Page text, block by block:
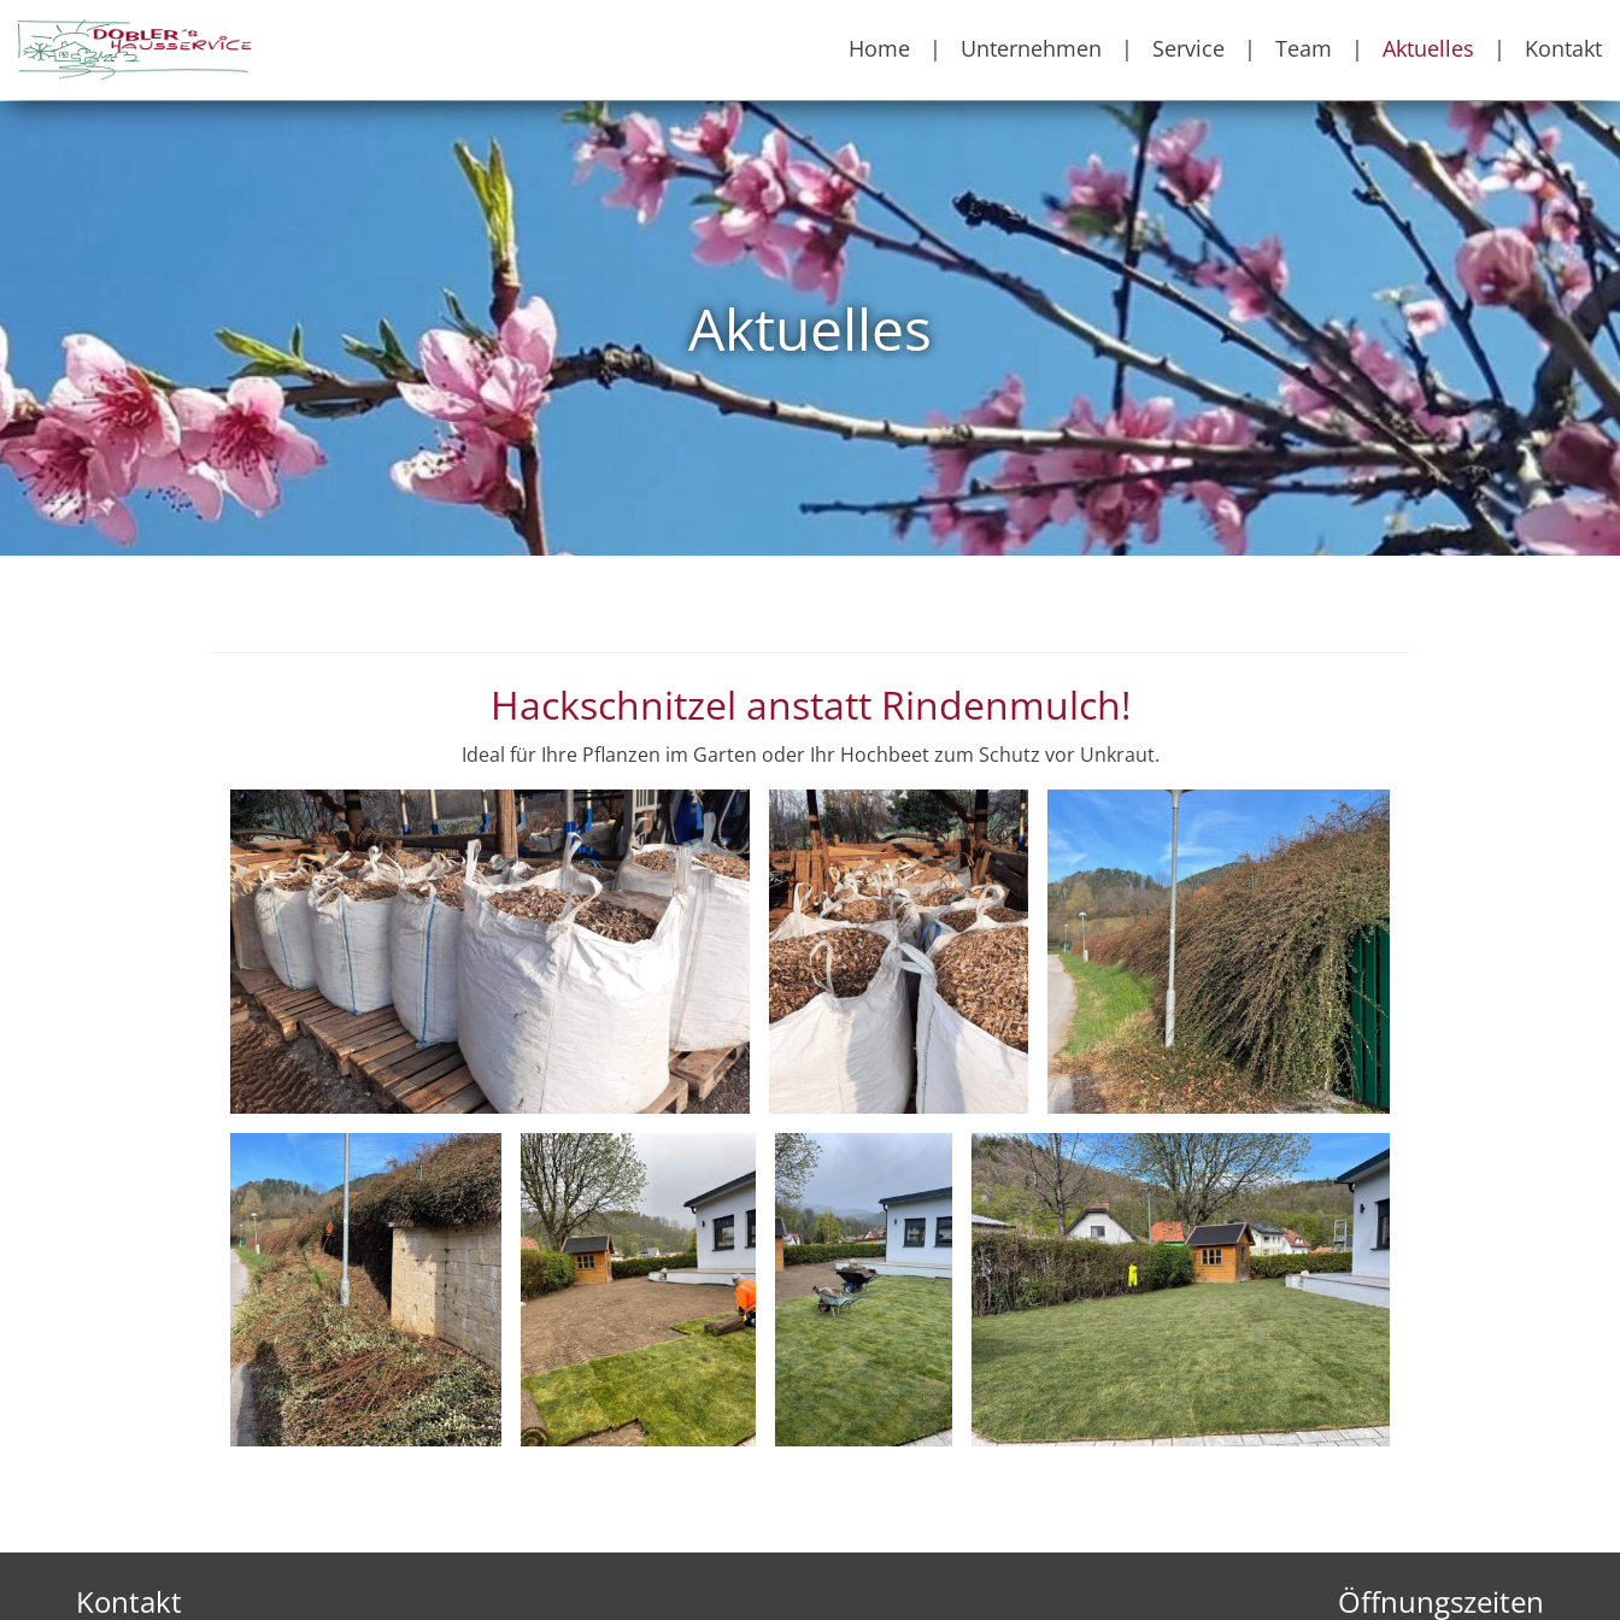
Home | Unternehmen | Service | Team | Aktuelles | Kontakt
Aktuelles
Hackschnitzel anstatt Rindenmulch!
Ideal für Ihre Pflanzen im Garten oder Ihr Hochbeet zum Schutz vor Unkraut.
Kontakt Öffnungszeiten